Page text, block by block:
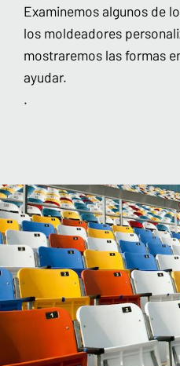
Examinemos algunos de
los moldeadores
mostraremos las formas
ayudar.
.